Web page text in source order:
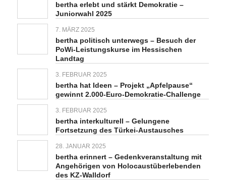
bertha erlebt und stärkt Demokratie –
Juniorwahl 2025
7. MÄRZ 2025
bertha politisch unterwegs – Besuch der
PoWi-Leistungskurse im Hessischen
Landtag
3. FEBRUAR 2025
bertha hat Ideen – Projekt „Apfelpause“
gewinnt 2.000-Euro-Demokratie-Challenge
3. FEBRUAR 2025
bertha interkulturell – Gelungene
Fortsetzung des Türkei-Austausches
28. JANUAR 2025
bertha erinnert – Gedenkveranstaltung mit
Angehörigen von Holocaustüberlebenden
des KZ-Walldorf